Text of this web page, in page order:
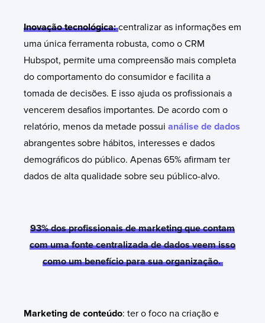
Inovação tecnológica:centralizar as informações em
uma única ferramenta robusta, como o CRM
Hubspot, permite uma compreensão mais completa
do comportamento do consumidor e facilita a
tomada de decisões. E isso ajuda os profissionais a
vencerem desafios importantes. De acordo com o
relatório, menos da metade possui análise de dados
abrangentes sobre hábitos, interesses e dados
demográficos do público. Apenas 65% afirmam ter
dados de alta qualidade sobre seu público-alvo.
93% dos profissionais de marketing que contam
com uma fonte centralizada de dados veem isso
como um benefício para sua organização.
Marketing de conteúdo: ter o foco na criação e